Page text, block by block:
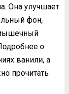
Она улучшает
фон,
о
ванили, а
прочитать